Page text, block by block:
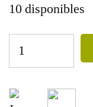
10 disponibles